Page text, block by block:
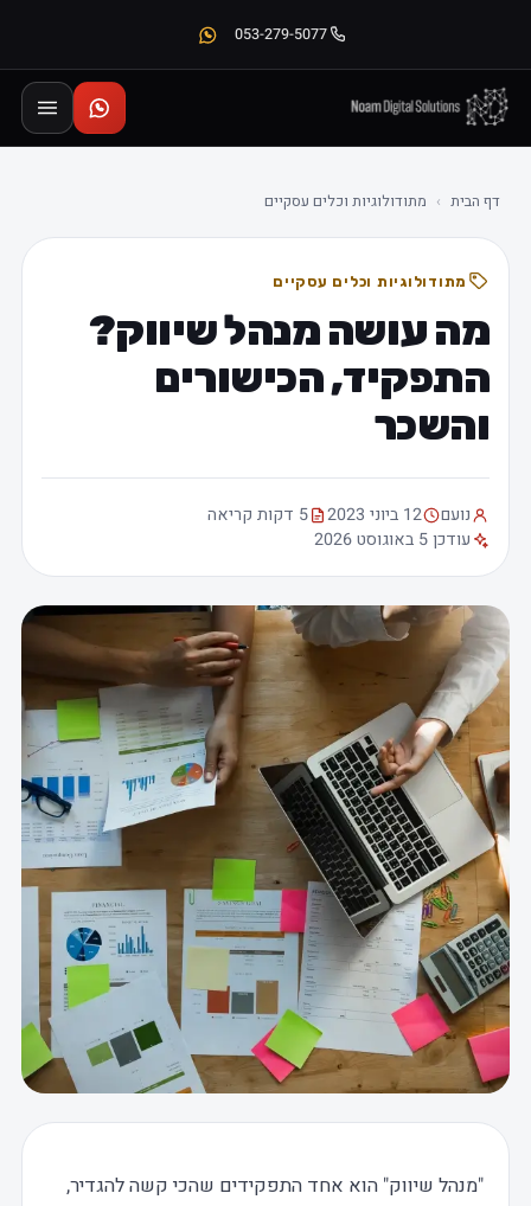
053-279-5077
דף הבית › מתודולוגיות וכלים עסקיים
מתודולוגיות וכלים עסקיים
מה עושה מנהל שיווק?
התפקיד, הכישורים
והשכר
נועם 12 ביוני 2023
5 דקות קריאה
עודכן 5 באוגוסט 2026
"מנהל שיווק" הוא אחד התפקידים שהכי קשה להגדיר,